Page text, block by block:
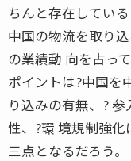
ちんと存在してい
中国の物流を取り
の業績動 向を占って
ポイントは?中国を
り込みの有無、?
性、?環 境規制強化
三点となるだろう。